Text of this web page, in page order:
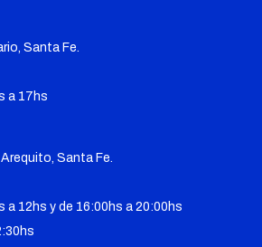
Santa Fe.
a 17hs
Santa Fe.
a 12hs y de 16:00hs a 20:00hs